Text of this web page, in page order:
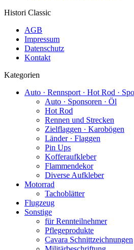
Histori Classic
AGB
Impressum
Datenschutz
Kontakt
Kategorien
Auto · Rennsport · Hot Rod ·
Auto · Sponsoren · Öl
Hot Rod
Rennen und Strecken
Zielflaggen · Karobögen
Länder · Flaggen
Pin Ups
Kofferaufkleber
Flammendekor
Diverse Aufkleber
Motorrad
Tachoblätter
Flugzeug
Sonstige
für Rennteilnehmer
Pflegeprodukte
Cavara Schnittzeichnungen